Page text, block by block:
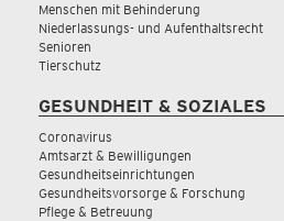
Menschen mit Behinderung
Niederlassungs- und Aufenthaltsrecht
Senioren
Tierschutz
GESUNDHEIT & SOZIALES
Coronavirus
Amtsarzt & Bewilligungen
Gesundheitseinrichtungen
Gesundheitsvorsorge & Forschung
Pflege & Betreuung